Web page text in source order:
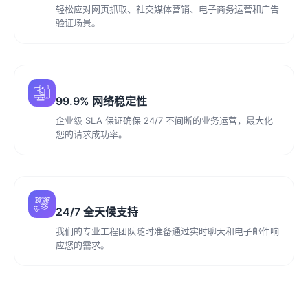
轻松应对网页抓取、社交媒体营销、电子商务运营和广告
验证场景。
99.9% 网络稳定性
企业级 SLA 保证确保 24/7 不间断的业务运营，最大化
您的请求成功率。
24/7 全天候支持
我们的专业工程团队随时准备通过实时聊天和电子邮件响
应您的需求。